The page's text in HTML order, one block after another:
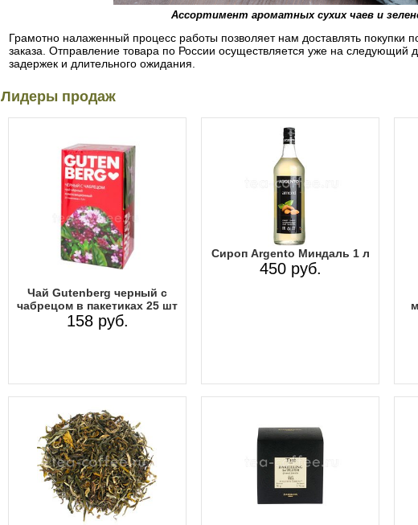
Ассортимент ароматных сухих чаев и
Грамотно налаженный процесс работы позволяет нам доставлять покупки
заказа. Отправление товара по России осуществляется уже на следующий
задержек и длительного ожидания.
Лидеры продаж
Чай Gutenberg черный с
чабрецом в пакетиках 25 шт
158 руб.
Сироп Argento Миндаль 1 л
450 руб.